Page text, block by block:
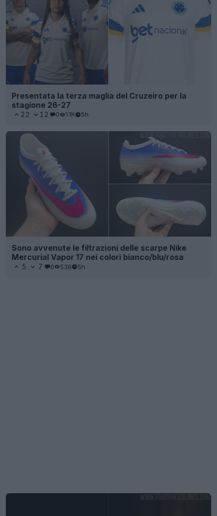
Presentata la terza maglia del Cruzeiro per la
stagione 26-27
22 12 0 1.1K 5h
Sono avvenute le filtrazioni delle scarpe Nike
Mercurial Vapor 17 nei colori bianco/blu/rosa
5 7 0 536 5h